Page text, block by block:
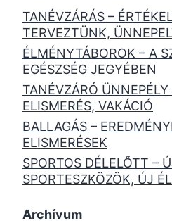
TANÉVZÁRÁS –
TERVEZTÜNK,
ÉLMÉNYTÁBOROK – A
EGÉSZSÉG JEGYÉBEN
TANÉVZÁRÓ ÜNNEPÉLY
ELISMERÉS, VAKÁCIÓ
BALLAGÁS –
ELISMERÉSEK
SPORTOS DÉLELŐTT –
SPORTESZKÖZÖK, ÚJ
Archívum